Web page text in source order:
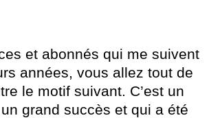
et abonnés qui me suivent
années, vous allez tout de
le motif suivant. C’est un
grand succès et qui a été